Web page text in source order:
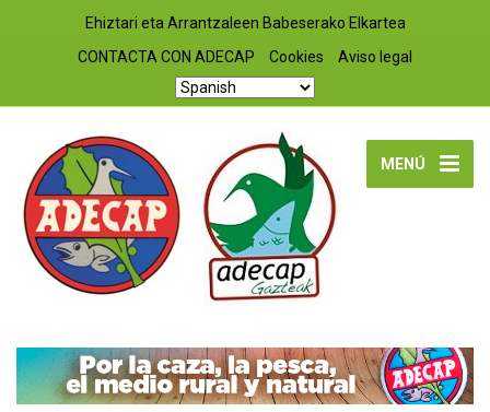
Ehiztari eta Arrantzaleen Babeserako Elkartea
CONTACTA CON ADECAP
Cookies Aviso legal
MENÚ